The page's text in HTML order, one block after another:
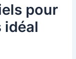
pour
idéal